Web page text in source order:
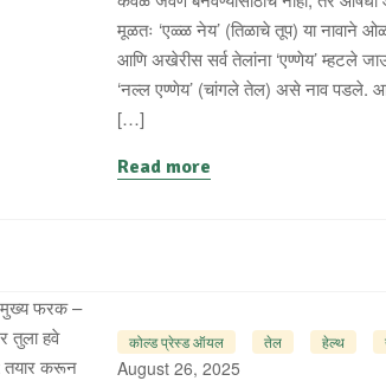
मूळतः ‘एळ्ळ नेय’ (तिळाचे तूप) या नावाने
आणि अखेरीस सर्व तेलांना ‘एण्णेय’ म्हटले
‘नल्ल एण्णेय’ (चांगले तेल) असे नाव पडले.
[…]
Read more
कोल्ड प्रेस्ड ऑयल तेल हेल्थ
August 26, 2025